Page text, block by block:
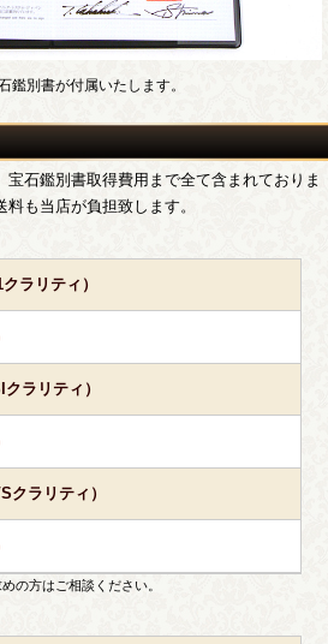
鑑別書が付属いたします。
石鑑別書取得費用まで全て含まれておりま
も当店が負担致します。
ラリティ）
ラリティ）
クラリティ）
の方はご相談ください。